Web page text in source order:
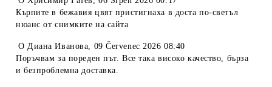
Кърпите в бежавия цвят пристигнаха в доста по-светъл
нюанс от снимките на сайта
OДиана Иванова, 09 Červenec 2026 08:40
Поръчвам за пореден път. Все така високо качество, бърза
и безпроблемна доставка.